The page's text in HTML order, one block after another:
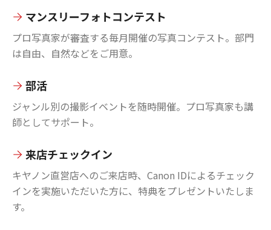
マンスリーフォトコンテスト
プロ写真家が審査する毎月開催の写真コンテスト。部門
は自由、自然などをご用意。
部活
ジャンル別の撮影イベントを随時開催。プロ写真家も講
師としてサポート。
来店チェックイン
キヤノン直営店へのご来店時、Canon IDによるチェック
インを実施いただいた方に、特典をプレゼントいたしま
す。